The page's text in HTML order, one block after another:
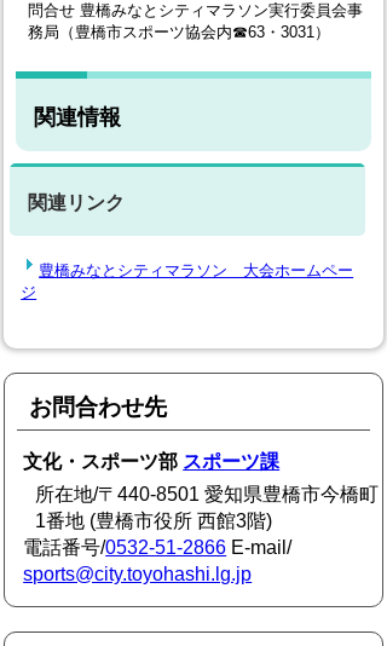
問合せ 豊橋みなとシティマラソン実行委員会事
務局（豊橋市スポーツ協会内☎63・3031）
関連情報
関連リンク
豊橋みなとシティマラソン 大会ホームペー
ジ
お問合わせ先
文化・スポーツ部 スポーツ課
所在地/〒440-8501 愛知県豊橋市今橋町
1番地 (豊橋市役所 西館3階)
電話番号/0532-51-2866 E-mail/
sports@city.toyohashi.lg.jp